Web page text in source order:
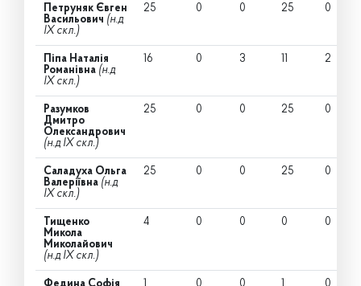
Петруняк Євген
Васильович (н.д
IX скл.)
25 0 0 25 0
Піпа Наталія
Романівна (н.д
IX скл.)
16 0 3 11 2
Разумков
Дмитро
Олександрович
(н.д IX скл.)
25 0 0 25 0
Саладуха Ольга
Валеріївна (н.д
IX скл.)
25 0 0 25 0
Тищенко
Микола
Миколайович
(н.д IX скл.)
4 0 0 0 0